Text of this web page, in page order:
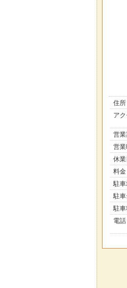
住所
ア
営業
営業
休業
料金
駐
駐
駐
電話